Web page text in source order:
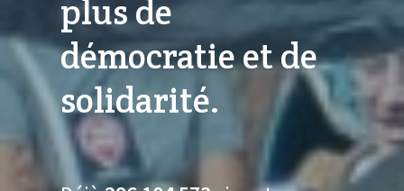
plus de
démocratie et de
solidarité.